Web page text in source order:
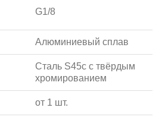
G1/8
Алюминиевый сплав
Сталь S45c с твёрдым
хромированием
от 1 шт.